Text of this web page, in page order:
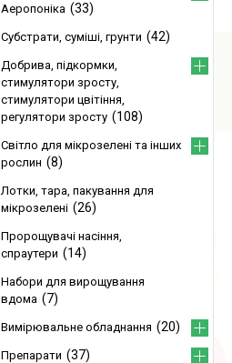
Аеропоніка
33
Субстрати, суміші, грунти 42
Добрива, підкормки,
стимулятори зросту,
стимулятори цвітіння,
регулятори зросту
108
Світло для мікрозелені та інших
рослин
8
Лотки, тара, пакування для
мікрозелені
26
Пророщувачі насіння,
спраутери
14
Набори для вирощування
вдома
7
Вимірювальне обладнання 20
Препарати 37